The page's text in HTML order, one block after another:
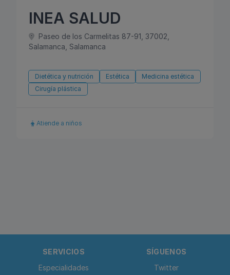
INEA SALUD
Paseo de los Carmelitas 87-91, 37002,
Salamanca, Salamanca
Dietética y nutrición Estética
Medicina estética
Cirugía plástica
Atiende a niños
SERVICIOS
Especialidades
SÍGUENOS
Twitter